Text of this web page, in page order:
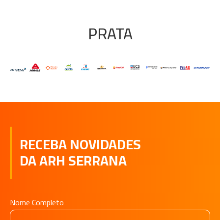
PRATA
RECEBA NOVIDADES
DA ARH SERRANA
Nome Completo